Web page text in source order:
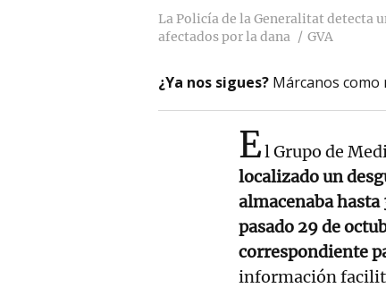
La Policía de la Generalitat detecta
afectados por la dana
GVA
¿Ya nos sigues? Márcanos
El Grupo de
localizado un
almacenaba
pasado 29 de
correspondiente
información